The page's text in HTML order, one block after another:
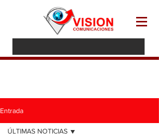
Entrada
ÚLTIMAS NOTICIAS